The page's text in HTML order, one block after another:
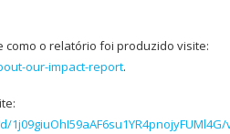
como o relatório foi produzido visite:
our-impact-report.